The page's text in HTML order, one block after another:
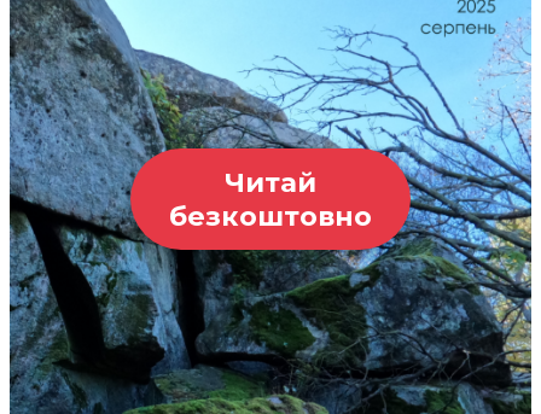
Читай
безкоштовно